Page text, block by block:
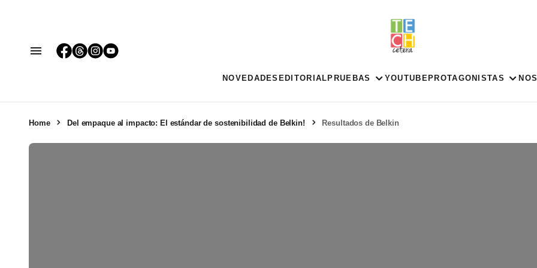
NOVEDADES EDITORIAL PRUEBAS YOUTUBE PROTAGONISTAS
Home Del empaque al impacto: El estándar de sostenibilidad de Belkin! Resultados de Belkin